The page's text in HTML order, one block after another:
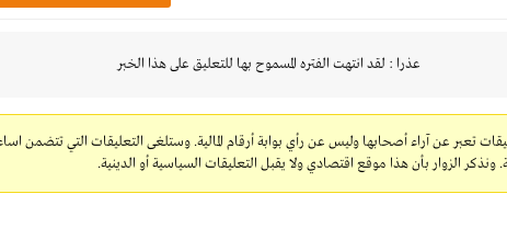
عذرا : لقد انتهت الفتره المسموح بها للتعليق على هذا الخبر
تعبر عن آراء أصحابها وليس عن رأي بوابة أرقام المالية. وستلغى التعليقات التي تتضمن
الزوار بأن هذا موقع اقتصادي ولا يقبل التعليقات السياسية أو الدينية.